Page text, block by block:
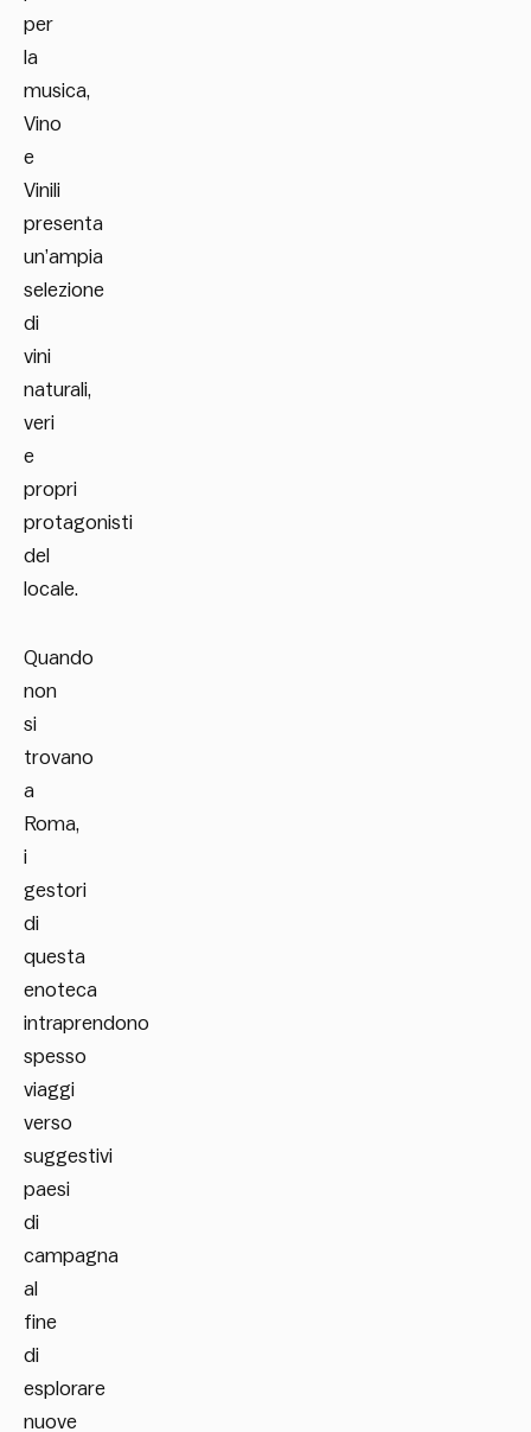
per
la
musica,
Vino
e
Vinili
presenta
un’ampia
selezione
di
vini
naturali,
veri
e
propri
protagonisti
del
locale.
Quando
non
si
trovano
a
Roma,
i
gestori
di
questa
enoteca
intraprendono
spesso
viaggi
verso
suggestivi
paesi
di
campagna
al
fine
di
esplorare
nuove